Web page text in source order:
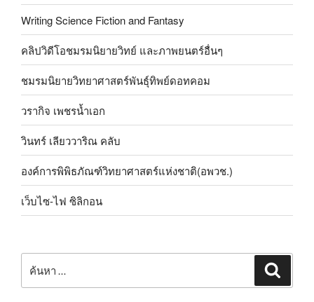
Writing Science Fiction and Fantasy
คลิปวิดีโอชมรมนิยายวิทย์ และภาพยนตร์อื่นๆ
ชมรมนิยายวิทยาศาสตร์พันธุ์ทิพย์ดอทคอม
วรากิจ เพชรน้ำเอก
วินทร์ เลียววาริณ คลับ
องค์การพิพิธภัณฑ์วิทยาศาสตร์แห่งชาติ(อพวช.)
เว็บไซ-ไฟ ซิลิกอน